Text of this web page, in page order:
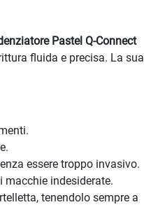
Pastel Q-Connect
fluida e precisa. La sua
essere troppo invasivo.
indesiderate.
tenendolo sempre a